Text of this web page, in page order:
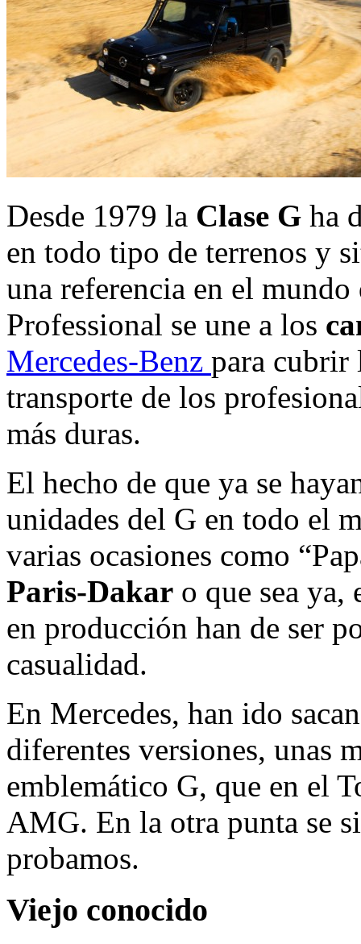
Desde 1979 la Clase G ha
en todo tipo de terrenos y
una referencia en el
Professional se une a los
Mercedes-Benz para cubrir
transporte de los
más duras.
El hecho de que ya se
unidades del G en todo el
varias ocasiones como
Paris-Dakar o que sea ya,
en producción han de ser
casualidad.
En Mercedes, han ido
diferentes versiones, unas
emblemático G, que en el
AMG. En la otra punta se
probamos.
Viejo conocido